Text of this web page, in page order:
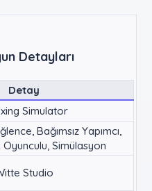
Detayları
Detay
Simulator
Bağımsız Yapımcı,
Simülasyon
Studio